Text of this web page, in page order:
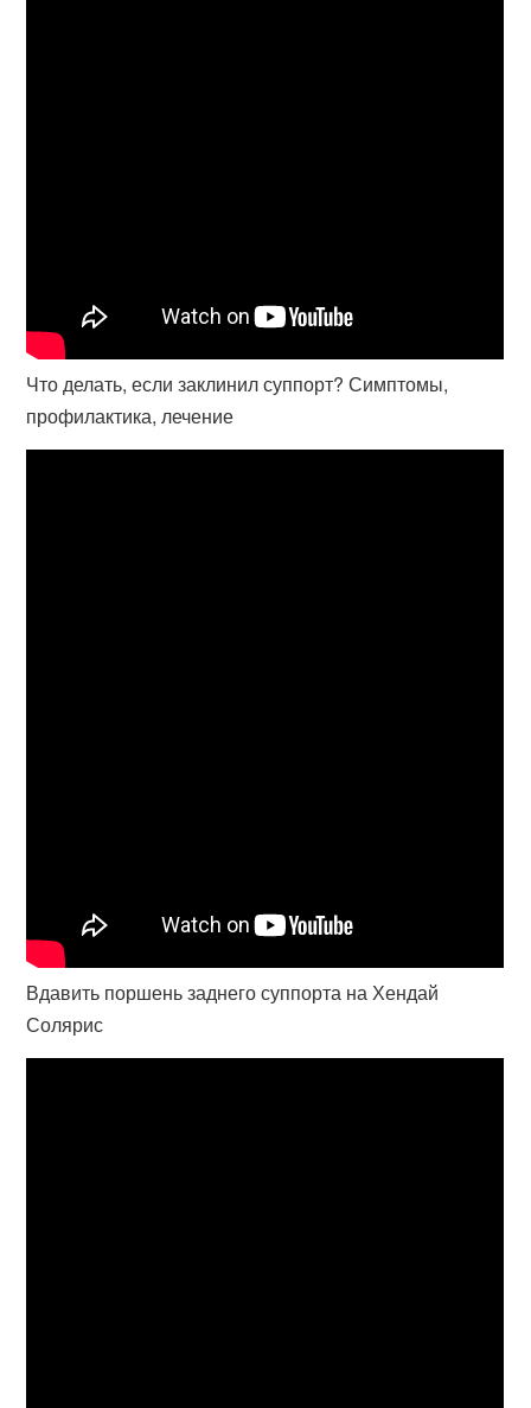
Что делать, если заклинил суппорт? Симптомы,
профилактика, лечение
Вдавить поршень заднего суппорта на Хендай
Солярис